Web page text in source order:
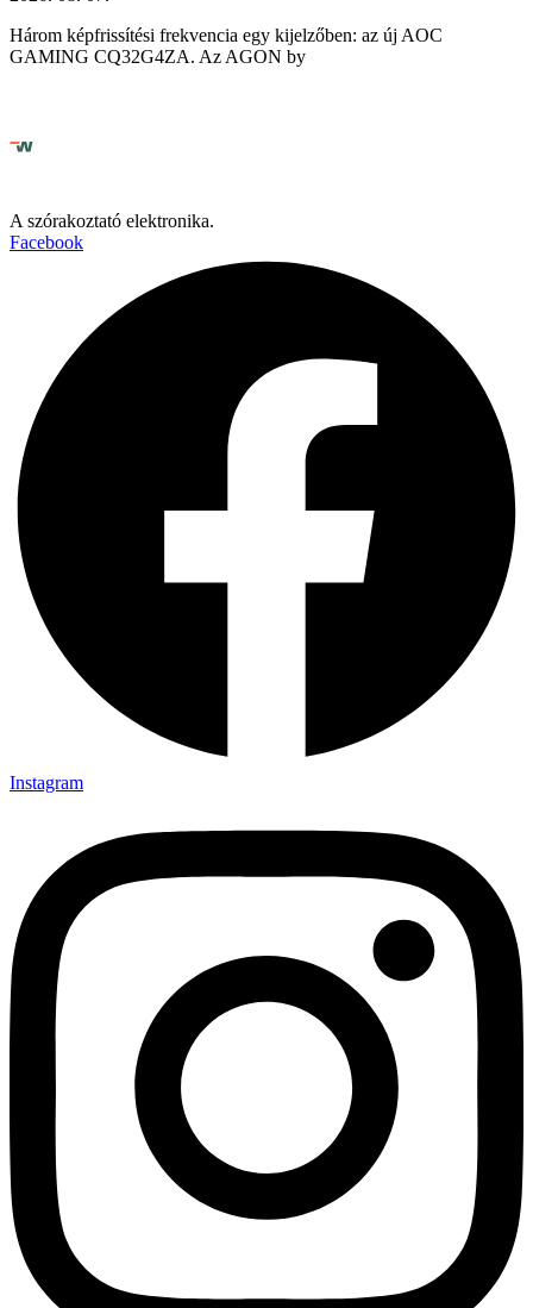
Három képfrissítési frekvencia egy kijelzőben: az új AOC
GAMING CQ32G4ZA. Az AGON by
A szórakoztató elektronika.
Facebook
Instagram